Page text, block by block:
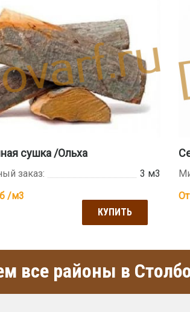
сушка /Ольха
заказ:
3 м3
/м3
КУПИТЬ
все районы в